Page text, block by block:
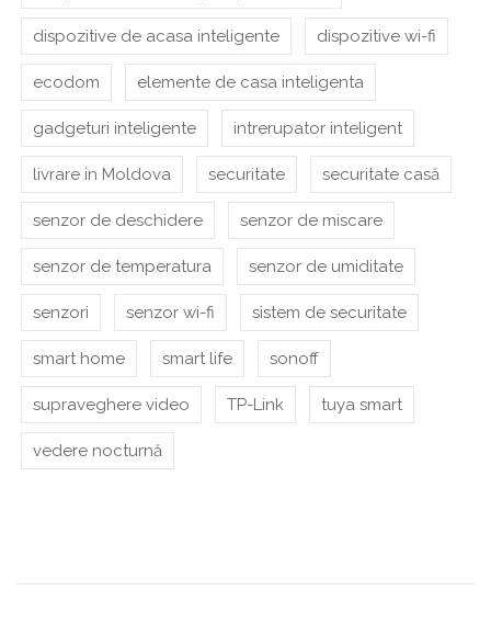
dispozitive de acasa inteligente dispozitive wi-fi
ecodom elemente de casa inteligenta
gadgeturi inteligente intrerupator inteligent
livrare in Moldova securitate securitate casă
senzor de deschidere senzor de miscare
senzor de temperatura senzor de umiditate
senzori senzor wi-fi sistem de securitate
smart home smart life sonoff
supraveghere video TP-Link tuya smart
vedere nocturnă